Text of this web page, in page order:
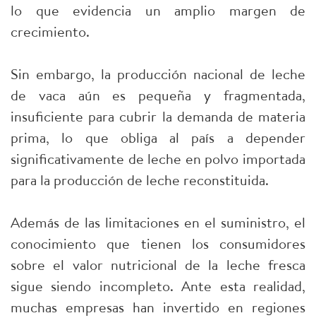
lo que evidencia un amplio margen de
crecimiento.
Sin embargo, la producción nacional de leche
de vaca aún es pequeña y fragmentada,
insuficiente para cubrir la demanda de materia
prima, lo que obliga al país a depender
significativamente de leche en polvo importada
para la producción de leche reconstituida.
Además de las limitaciones en el suministro, el
conocimiento que tienen los consumidores
sobre el valor nutricional de la leche fresca
sigue siendo incompleto. Ante esta realidad,
muchas empresas han invertido en regiones